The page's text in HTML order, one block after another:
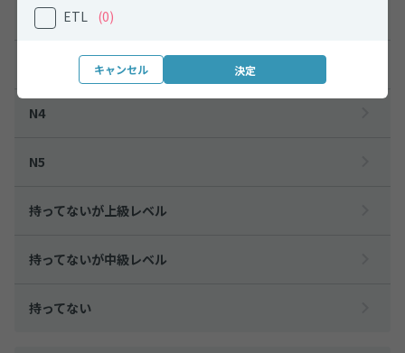
ETL (0)
キャンセル
N2
N4
N5
持ってないが上級レベル
持ってないが中級レベル
持ってない